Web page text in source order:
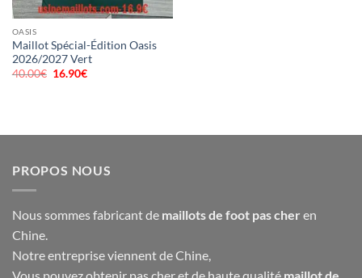
OASIS
Maillot Spécial-Édition Oasis
2026/2027 Vert
40.00€ Le
16.90€Le
PROPOS NOUS
Nous sommes fabricant de maillots de foot pas cher en
Chine.
Notre entreprise viennent de Chine,
Vous pouvez obtenir pas cher et de haute qualité maillot de